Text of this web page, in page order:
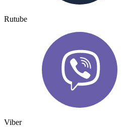
Rutube
Viber